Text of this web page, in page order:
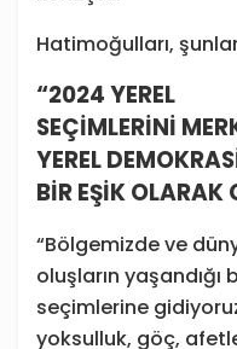
Hatimoğulları,
“2024 YEREL
SEÇİMLERİNİ
YEREL
BİR EŞİK OLARAK
“Bölgemizde ve
oluşların
seçimlerine
yoksulluk, göç,